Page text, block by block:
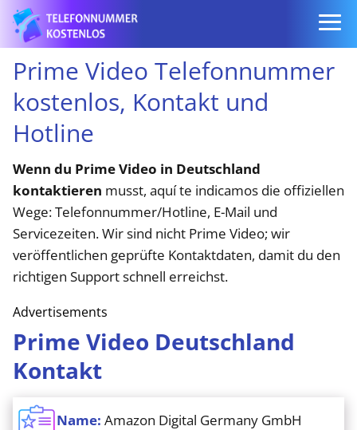
Prime Video Telefonnummer
kostenlos, Kontakt und
Hotline
Wenn du Prime Video in Deutschland
kontaktieren musst, aquí te indicamos die offiziellen
Wege: Telefonnummer/Hotline, E-Mail und
Servicezeiten. Wir sind nicht Prime Video; wir
veröffentlichen geprüfte Kontaktdaten, damit du den
richtigen Support schnell erreichst.
Advertisements
Prime Video Deutschland
Kontakt
Name: Amazon Digital Germany GmbH